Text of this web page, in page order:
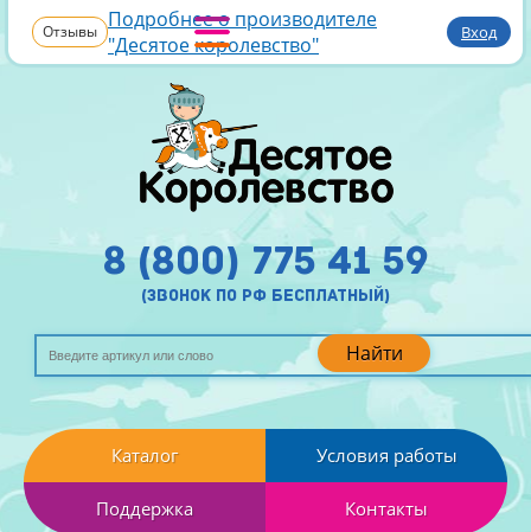
Отзывы Подробнее о производителе
"Десятое королевство"
Вход
Найти
8 (800) 775 41 59
(звонок по рф бесплатный)
Каталог Условия работы
Поддержка Контакты